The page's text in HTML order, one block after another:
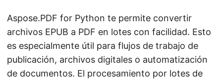
Aspose.PDF for Python te permite convertir
archivos EPUB a PDF en lotes con facilidad. Esto
es especialmente útil para flujos de trabajo de
publicación, archivos digitales o automatización
de documentos. El procesamiento por lotes de